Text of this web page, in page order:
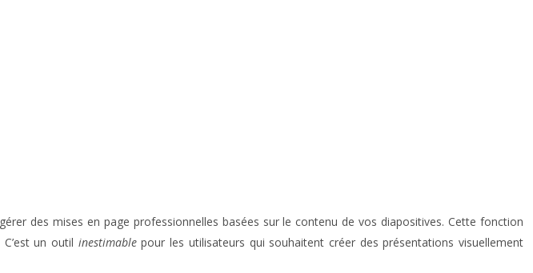
des mises en page professionnelles basées sur le contenu de vos diapositives. Cette fonction
un outil inestimablepour les utilisateurs qui souhaitent créer des présentations visuellement